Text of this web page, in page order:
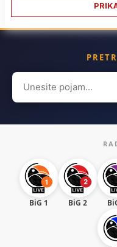
Search
for:
BiG 1 BiG 2